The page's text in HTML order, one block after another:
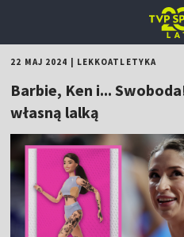
22 MAJ 2024 LEKKOATLETYKA
Barbie, Ken i...
własną lalką